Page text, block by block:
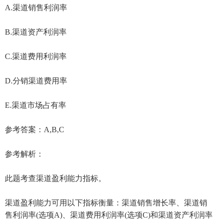
A.渠道销售利润率
B.渠道资产利润率
C.渠道费用利润率
D.分销渠道费用率
E.渠道市场占有率
参考答案：A,B,C
参考解析：
此题考查渠道盈利能力指标。
渠道盈利能力可用以下指标衡量：渠道销售增长率、渠道销
售利润率(选项A)、渠道费用利润率(选项C)和渠道资产利润率